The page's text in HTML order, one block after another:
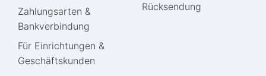
Zahlungsarten &
Bankverbindung
Für Einrichtungen &
Geschäftskunden
Rücksendung